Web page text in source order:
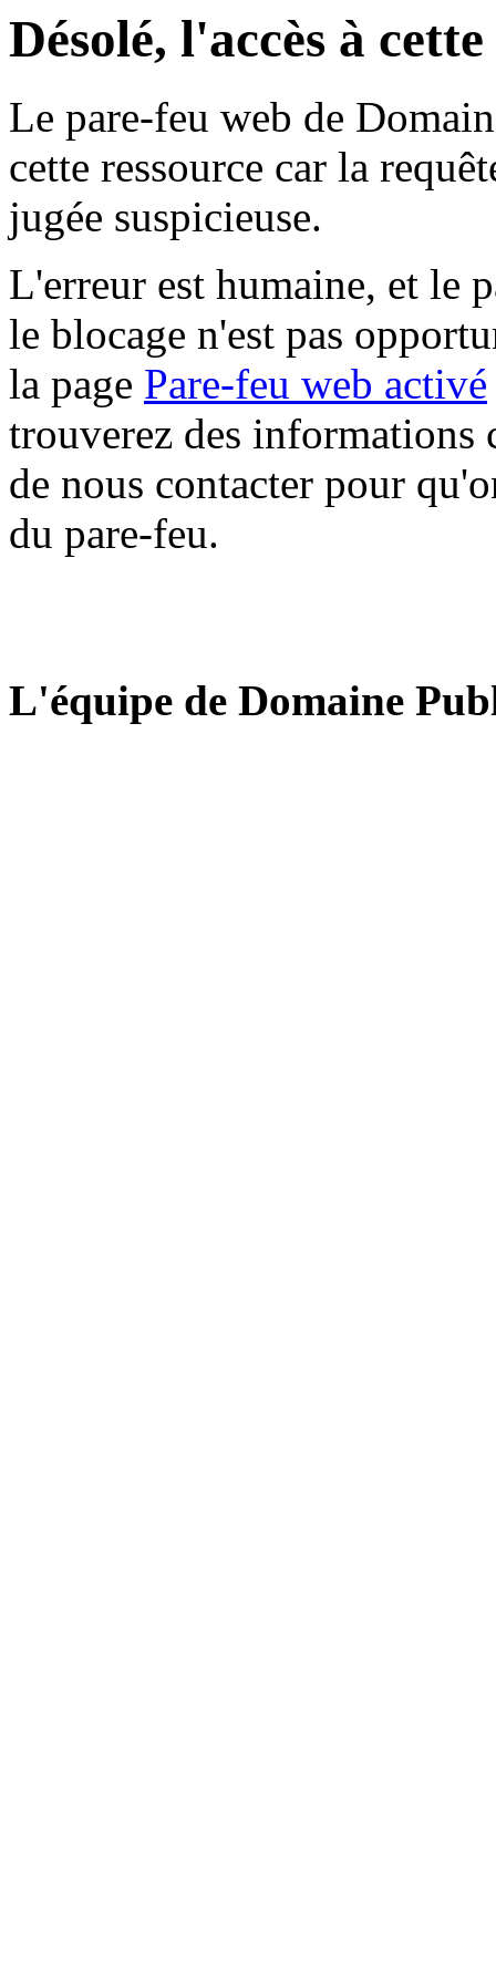
Désolé, l'accès à
Le pare-feu web de
cette ressource car la
jugée suspicieuse.
L'erreur est humaine, et le
le blocage n'est pas
la page Pare-feu web activé
trouverez des informations
de nous contacter pour
du pare-feu.
L'équipe de Domaine